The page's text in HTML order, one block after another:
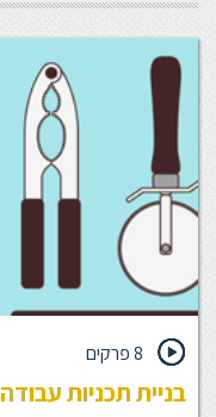
8 פרקים
בניית תכניות עבודה